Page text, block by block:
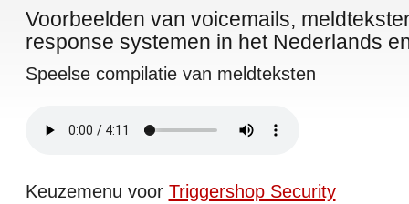
Voorbeelden van voicemails,
response systemen in het Nederlands
Speelse compilatie van meldteksten
Keuzemenu voor Triggershop Security